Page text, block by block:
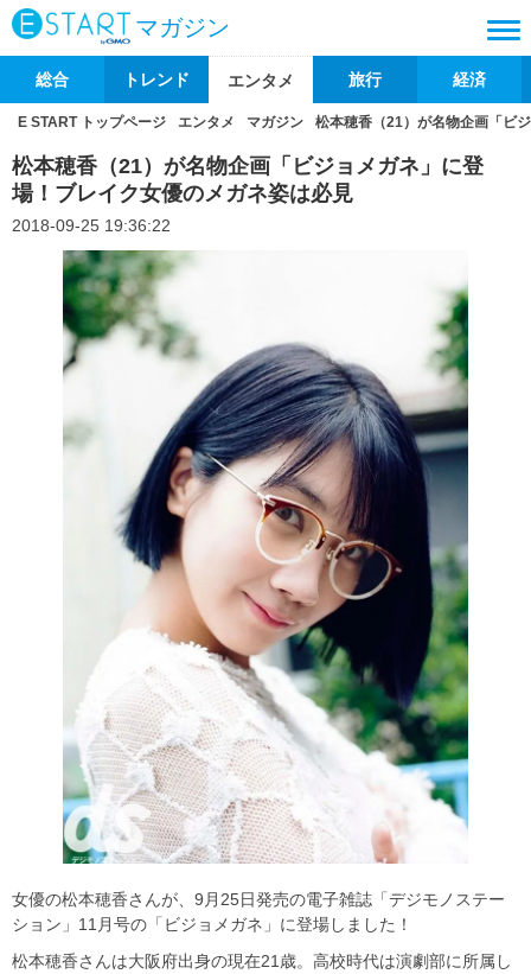
マガジン
総合 トレンド エンタメ 旅行 経済
E START トップページ エンタメ マガジン 松本穂香（21）が名物企画「ビ
松本穂香（21）が名物企画「ビジョメガネ」に登
場！ブレイク女優のメガネ姿は必見
2018-09-25 19:36:22
女優の松本穂香さんが、9月25日発売の電子雑誌「デジモノステー
ション」11月号の「ビジョメガネ」に登場しました！
松本穂香さんは大阪府出身の現在21歳。高校時代は演劇部に所属し